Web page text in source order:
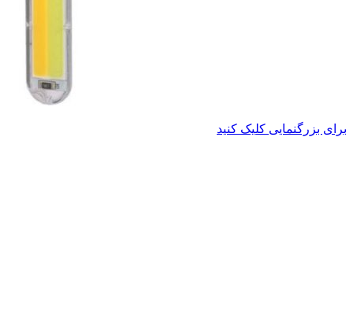
برای بزرگنمایی کلیک کنید